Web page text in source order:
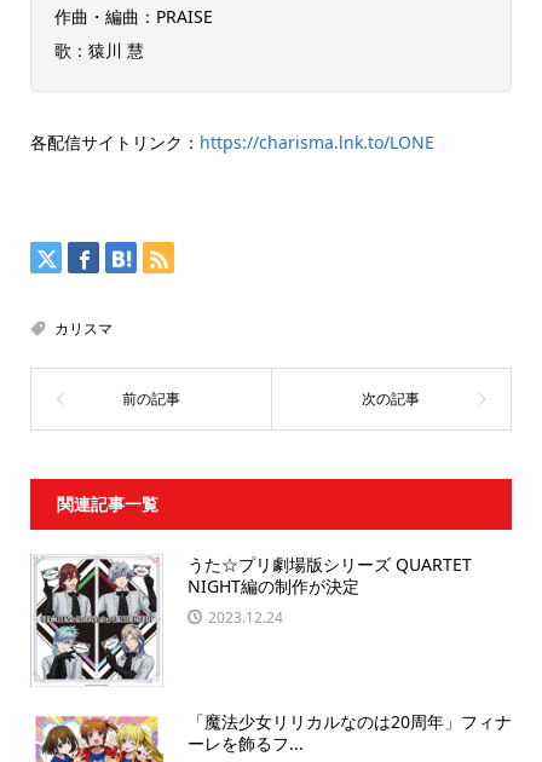
作曲・編曲：PRAISE
歌：猿川 慧
各配信サイトリンク： https://charisma.lnk.to/LONE
カリスマ
関連記事一覧
うた☆プリ劇場版シリーズ QUARTET
NIGHT編の制作が決定
2023.12.24
「魔法少女リリカルなのは20周年」フィナ
ーレを飾るフ...